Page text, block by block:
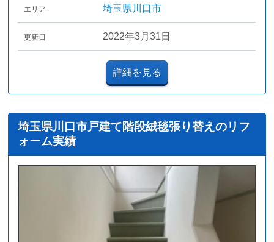
エリア 埼玉県川口市
更新日 2022年3月31日
詳細を見る
埼玉県川口市戸建て階段絨毯張り替えのリフ
ォーム実績